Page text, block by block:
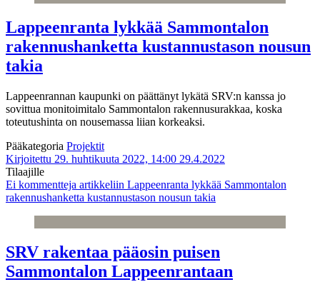
Lappeenranta lykkää Sammontalon
rakennushanketta kustannustason nousun
takia
Lappeenrannan kaupunki on päättänyt lykätä SRV:n kanssa jo
sovittua monitoimitalo Sammontalon rakennusurakkaa, koska
toteutushinta on nousemassa liian korkeaksi.
Pääkategoria Projektit
Kirjoitettu 29. huhtikuuta 2022, 14:00 29.4.2022
Tilaajille
Ei kommentteja artikkeliin Lappeenranta lykkää Sammontalon
rakennushanketta kustannustason nousun takia
SRV rakentaa pääosin puisen
Sammontalon Lappeenrantaan